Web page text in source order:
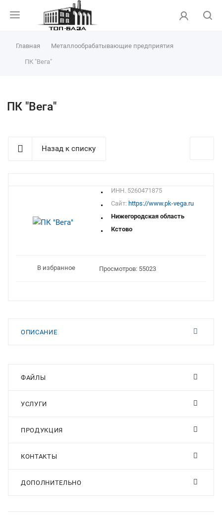
Главная Металлообрабатывающие предприятия
ПК "Вега"
ПК "Вега"
Назад к списку
ИНН. 5260471875
Сайт: https://www.pk-vega.ru
Нижегородская область
Кстово
В избранное Просмотров: 55023
ОПИСАНИЕ
ФАЙЛЫ
УСЛУГИ
ПРОДУКЦИЯ
КОНТАКТЫ
ДОПОЛНИТЕЛЬНО